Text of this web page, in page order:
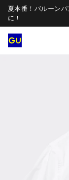
夏本番！バルーン
に！